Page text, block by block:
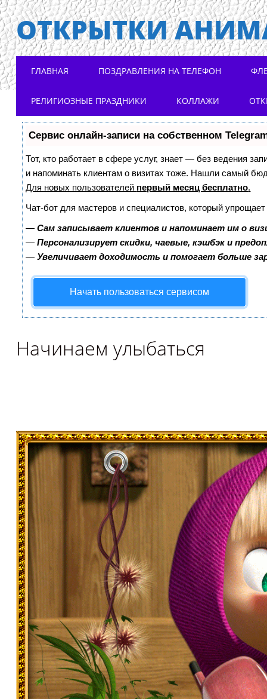
ОТКРЫТКИ
Main menu
ГЛАВНАЯ ПОЗДРАВЛЕНИЯ НА ТЕЛЕФОН
РЕЛИГИОЗНЫЕ ПРАЗДНИКИ КОЛЛАЖИ
Сервис онлайн-записи на собственном
Тот, кто работает в сфере услуг, знает — без ведения
и напоминать клиентам о визитах тоже. Нашли самый
Для новых пользователей первый месяц бесплатно.
Чат-бот для мастеров и специалистов, который
—Сам записывает клиентов и напоминает им о
—Персонализирует скидки, чаевые, кэшбэк и
—Увеличивает доходимость и помогает больше
Начать пользоваться сервисом
Начинаем улыбаться